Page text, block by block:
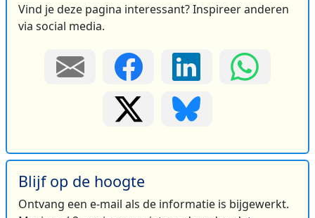
Vind je deze pagina interessant? Inspireer anderen
via social media.
Blijf op de hoogte
Ontvang een e-mail als de informatie is bijgewerkt.